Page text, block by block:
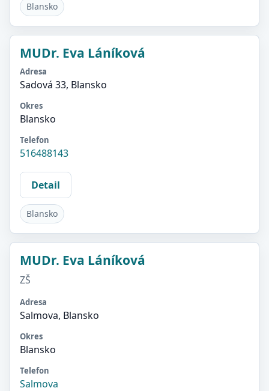
Blansko
MUDr. Eva Láníková
Adresa
Sadová 33, Blansko
Okres
Blansko
Telefon
516488143
Detail
Blansko
MUDr. Eva Láníková
ZŠ
Adresa
Salmova, Blansko
Okres
Blansko
Telefon
Salmova